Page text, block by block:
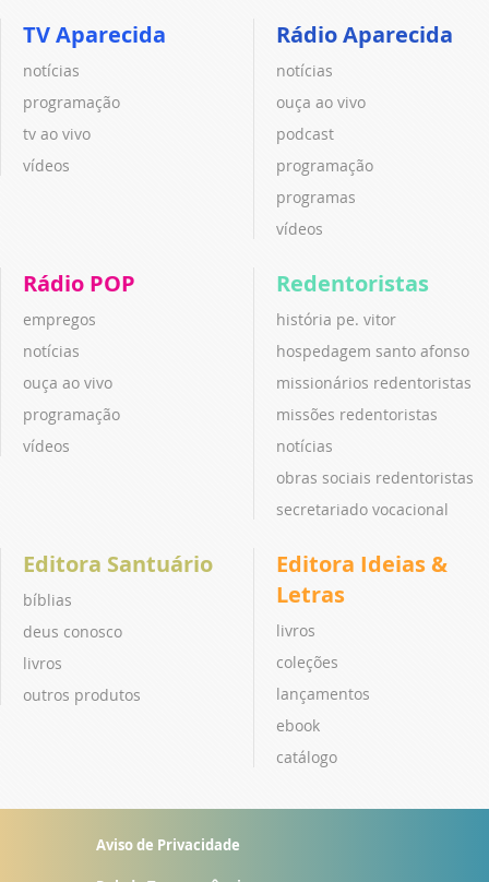
TV Aparecida
notícias
programação
tv ao vivo
vídeos
Rádio Aparecida
notícias
ouça ao vivo
podcast
programação
programas
vídeos
Rádio POP
empregos
notícias
ouça ao vivo
programação
vídeos
Redentoristas
história pe. vitor
hospedagem santo afonso
missionários redentoristas
missões redentoristas
notícias
obras sociais redentoristas
secretariado vocacional
Editora Santuário
bíblias
deus conosco
livros
outros produtos
Editora Ideias &
Letras
livros
coleções
lançamentos
ebook
catálogo
Aviso de Privacidade